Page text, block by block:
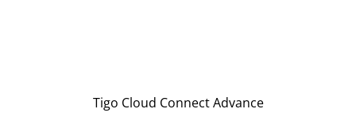
Tigo Cloud Connect Advance